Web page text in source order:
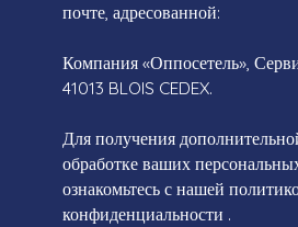
почте, адресованной:
Компания «Оппосетель»,
41013 BLOIS CEDEX.
Для получения
обработке ваших
ознакомьтесь с нашей
конфиденциальности .